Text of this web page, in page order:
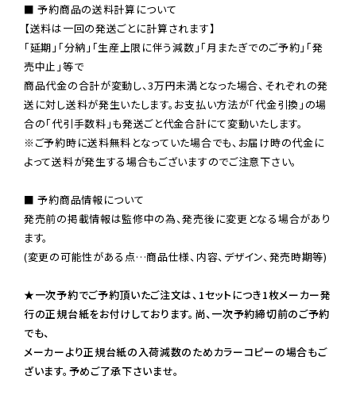
■ 予約商品の送料計算について
【送料は一回の発送ごとに計算されます】
「延期」「分納」「生産上限に伴う減数」「月またぎでのご予約」「発
売中止」等で
商品代金の合計が変動し、3万円未満となった場合、それぞれの発
送に対し送料が発生いたします。お支払い方法が「代金引換」の場
※ご予約時に送料無料となっていた場合でも、お届け時の代金に
よって送料が発生する場合もございますのでご注意下さい。
■ 予約商品情報について
発売前の掲載情報は監修中の為、発売後に変更となる場合があり
ます。
(変更の可能性がある点…商品仕様、内容、デザイン、発売時期等)
★一次予約でご予約頂いたご注文は、1セットにつき1枚メーカー発
行の正規台紙をお付けしております。尚、一次予約締切前のご予約
でも、
メーカーより正規台紙の入荷減数のためカラーコピーの場合もご
ざいます。予めご了承下さいませ。